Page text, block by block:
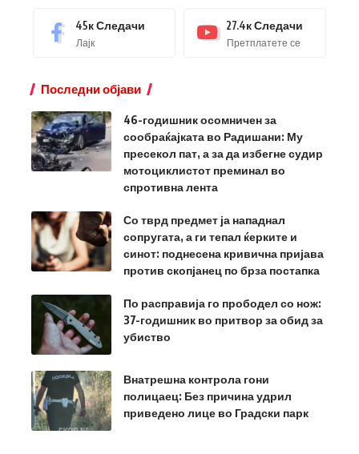
45кСледачи
Лајк
27.4кСледачи
Претплатете се
Последни објави
46-годишник осомничен за
сообраќајката во Радишани: Му
пресекол пат, а за да избегне судир
мотоциклистот преминал во
спротивна лента
Со тврд предмет ја нападнал
сопругата, а ги тепал ќерките и
синот: поднесена кривична пријава
против скопјанец по брза постапка
По расправија го прободел со нож:
37-годишник во притвор за обид за
убиство
Внатрешна контрола гони
полицаец: Без причина удрил
приведено лице во Градски парк